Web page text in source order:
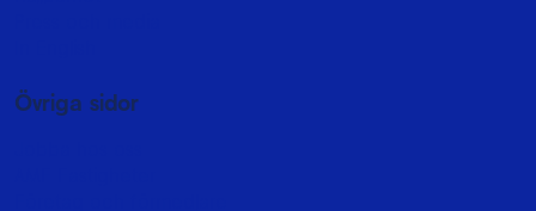
Övriga sidor